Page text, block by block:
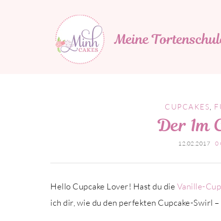
Minh Cakes
MEINE TORTENSCHULE
CUPCAKES
Der 1m
12.02.2017 0
Hello Cupcake Lover! Hast du die Vanille-
ich dir, wie du den perfekten Cupcake-Swirl